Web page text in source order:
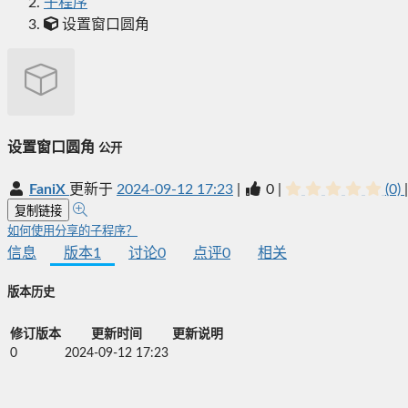
设置窗口圆角
设置窗口圆角 公开
FaniX 更新于 2024-09-12 17:23 0 (0)
复制链接
如何使用分享的子程序？
信息 版本1 讨论0 点评0 相关
版本历史
修订版本 更新时间
更新说明
0
2024-09-12 17:23